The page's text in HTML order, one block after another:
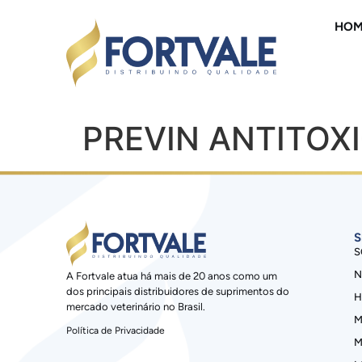
PREVIN
A Fortvale atua há mais de 20 anos como um
dos principais distribuidores de suprimentos do
mercado veterinário no Brasil.
Política de Privacidade